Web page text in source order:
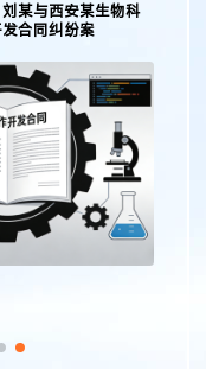
更多 >>
某与西安某生物科
合同纠纷案